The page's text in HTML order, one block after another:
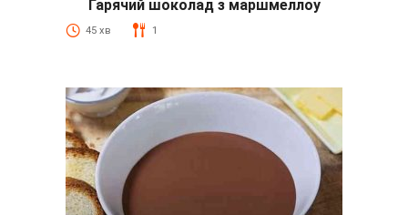
Гарячий шоколад з маршмеллоу
45 хв 1